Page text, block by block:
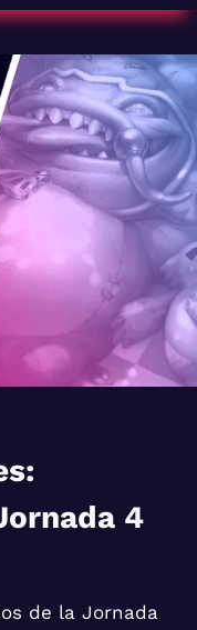
4
de la Jornada